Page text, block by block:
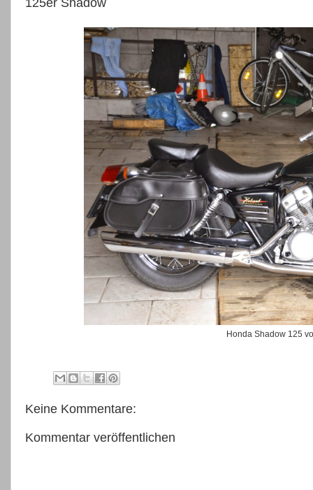
Honda Shadow 125
Keine Kommentare:
Kommentar veröffentlichen